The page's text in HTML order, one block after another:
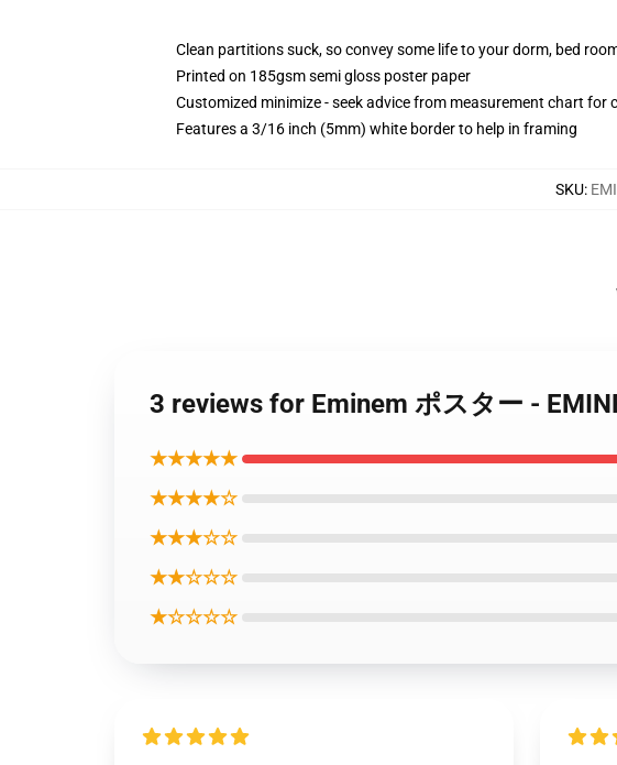
Clean partitions suck, so convey some life to your dorm, bed
Printed on 185gsm semi gloss poster paper
Customized minimize - seek advice from measurement chart for
Features a 3/16 inch (5mm) white border to help in framing
SKU:
3 reviews for Eminem ポスター -
★★★★★
★★★★☆
★★★☆☆
★★☆☆☆
★☆☆☆☆